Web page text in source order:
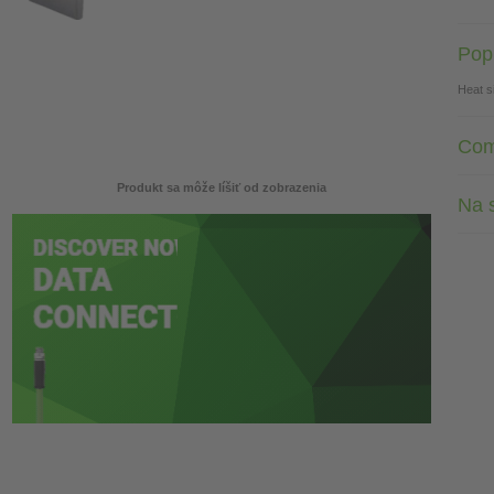
Produkt sa môže líšiť od zobrazenia
Heat
Na